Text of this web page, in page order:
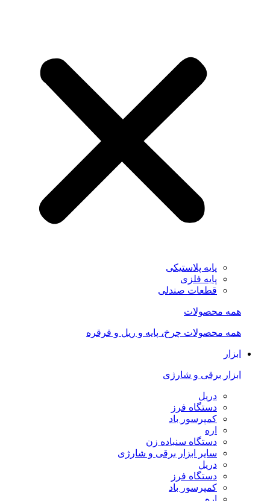
پایه پلاستیکی
پایه فلزی
قطعات صندلی
همه محصولات
همه محصولات چرخ، پایه و ریل و قرقره
ابزار
ابزار برقی و شارژی
دریل
دستگاه فرز
کمپرسور باد
اره
دستگاه سنباده زن
سایر ابزار برقی و شارژی
دریل
دستگاه فرز
کمپرسور باد
اره